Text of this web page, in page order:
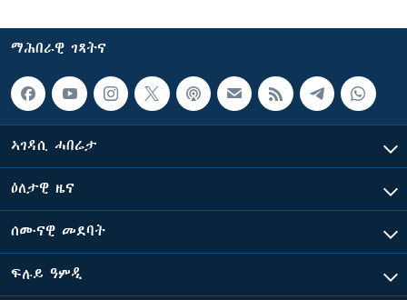
ማሕበራዊ ገጻትና
ኣገዳሲ ሓበሬታ
ዕለታዊ ዜና
ሰሙናዊ መደባት
ፍሉይ ዓምዲ